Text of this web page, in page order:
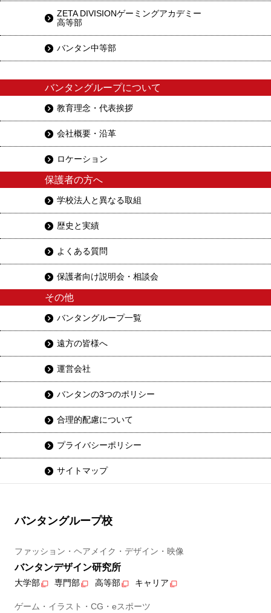
ZETA DIVISIONゲーミングアカデミー
高等部
バンタン中等部
バンタングループについて
教育理念・代表挨拶
会社概要・沿革
ロケーション
保護者の方へ
学校法人と異なる取組
歴史と実績
よくある質問
保護者向け説明会・相談会
その他
バンタングループ一覧
遠方の皆様へ
運営会社
バンタンの3つのポリシー
合理的配慮について
プライバシーポリシー
サイトマップ
バンタングループ校
ファッション・ヘアメイク・デザイン・映像
バンタンデザイン研究所
大学部 専門部 高等部 キャリア
ゲーム・イラスト・CG・eスポーツ